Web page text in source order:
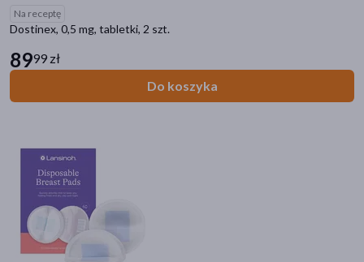
Na receptę
Dostinex, 0,5 mg, tabletki, 2 szt.
8999 zł
Do koszyka
XS - bardzo mały(0)
S - mały
Zalecenia żywieniowe
Bez glutenu(3)
Bez laktozy(1)